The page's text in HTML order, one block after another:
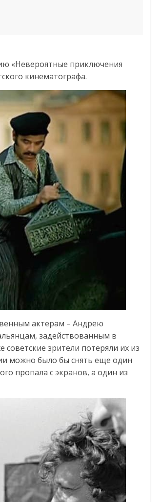
«Невероятные приключения
кинематографа.
актерам – Андрею
задействованным в
зрители потеряли их из
можно было бы снять еще один
пропала с экранов, а один из